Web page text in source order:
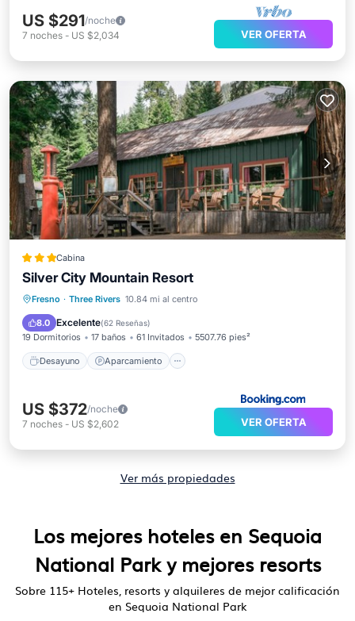
US $291/noche
7 noches - US $2,034 VER OFERTA
Cabina
Silver City Mountain Resort
Fresno · Three Rivers 10.84 mi al centro
8.0 Excelente(62 Reseñas)
19 Dormitorios 17 baños 61 Invitados 5507.76 pies²
Desayuno Aparcamiento
Desayuno
Aparcamiento
Balcón/Terraza
US $372/noche
7 noches - US $2,602 VER OFERTA
Ver más propiedades
Los mejores hoteles en Sequoia
National Park y mejores resorts
Sobre 115+ Hoteles, resorts y alquileres de mejor calificación
en Sequoia National Park